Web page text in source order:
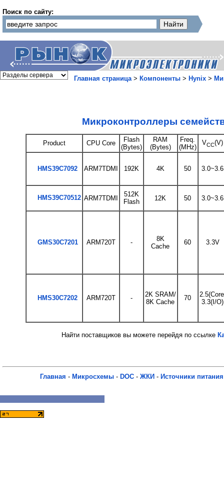
Поиск по сайту:
Главная страница> Компоненты > Hynix >
Микроконтроллеры
Product CPU Core
Flash
(Bytes)
RAM
(Bytes)
Freq.
(MHz)
VCC(V)
HMS39C7092 ARM7TDMI 192K 4K 50 3.0~3.6
HMS39C70512 ARM7TDMI
512K
Flash
12K 50 3.0~3.6
GMS30C7201 ARM720T -
8K
Cache
60 3.3V
HMS30C7202 ARM720T -
2K SRAM/
8K Cache
70
3.3(I/O)
Найти поставщиков вы можете перейдя по ссылке
Главная - Микросхемы - DOC - ЖКИ - Источники питания